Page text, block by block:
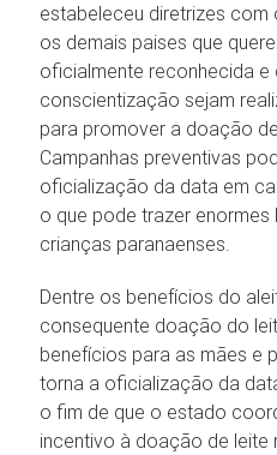
estabeleceu diretrizes com
os demais paises que
oficialmente reconhecida e
conscientização sejam
para promover a doação
Campanhas preventivas
oficialização da data em
o que pode trazer
crianças paranaenses.
Dentre os benefícios do
consequente doação do
benefícios para as mães e
torna a oficialização da
o fim de que o estado
incentivo à doação de leite